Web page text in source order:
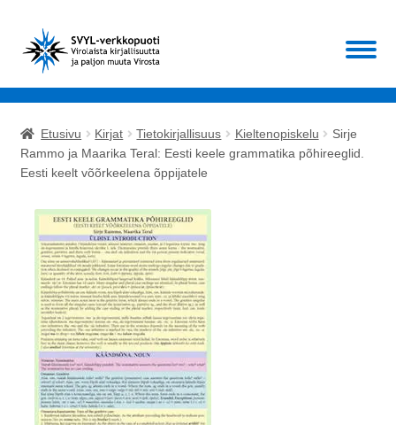
Siirry
navigointiin
Siirry
sisältöön
Valikko
Kirjat
ALE!
Ajankohtaista
Mikä SVYL?
Oma tili
Etusivu Kirjat Tietokirjallisuus Kieltenopiskelu
Sirje
Rammo ja Maarika Teral: Eesti keele grammatika põhireeglid.
Eesti keelt võõrkeelena õppijatele